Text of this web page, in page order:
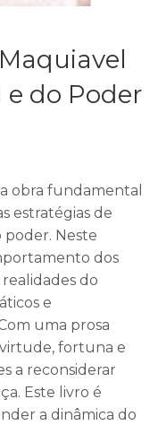
e do Poder
obra fundamental
estratégias de
Neste
dos
do
e
uma prosa
fortuna e
a reconsiderar
Este livro é
a dinâmica do